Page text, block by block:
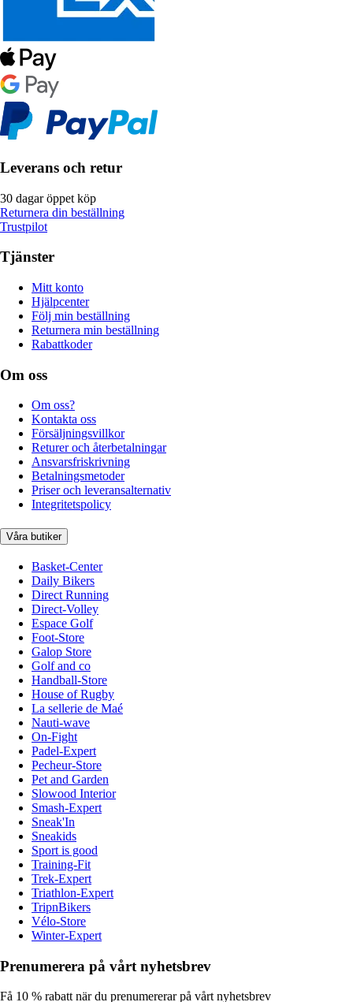
Leverans och retur
30 dagar öppet köp
Returnera din beställning
Trustpilot
Tjänster
Mitt konto
Hjälpcenter
Följ min beställning
Returnera min beställning
Rabattkoder
Om oss
Om oss?
Kontakta oss
Försäljningsvillkor
Returer och återbetalningar
Ansvarsfriskrivning
Betalningsmetoder
Priser och leveransalternativ
Integritetspolicy
Våra butiker
Basket-Center
Daily Bikers
Direct Running
Direct-Volley
Espace Golf
Foot-Store
Galop Store
Golf and co
Handball-Store
House of Rugby
La sellerie de Maé
Nauti-wave
On-Fight
Padel-Expert
Pecheur-Store
Pet and Garden
Slowood Interior
Smash-Expert
Sneak'In
Sneakids
Sport is good
Training-Fit
Trek-Expert
Triathlon-Expert
TripnBikers
Vélo-Store
Winter-Expert
Prenumerera på vårt nyhetsbrev
Få 10 % rabatt när du prenumererar på vårt nyhetsbrev